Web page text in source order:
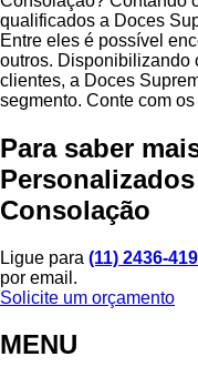
qualificados a Doces
Entre eles é possível
outros. Disponibilizando
clientes, a Doces
segmento. Conte com
Para saber
Consolação
Ligue para (11) 2436-
por email.
Solicite um orçamento
MENU